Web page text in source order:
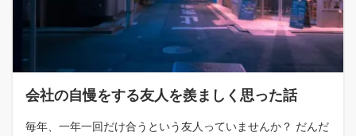
会社の自慢をする友人を羨ましく思った話
毎年、一年一回だけ合うという友人っていませんか？ だんだ